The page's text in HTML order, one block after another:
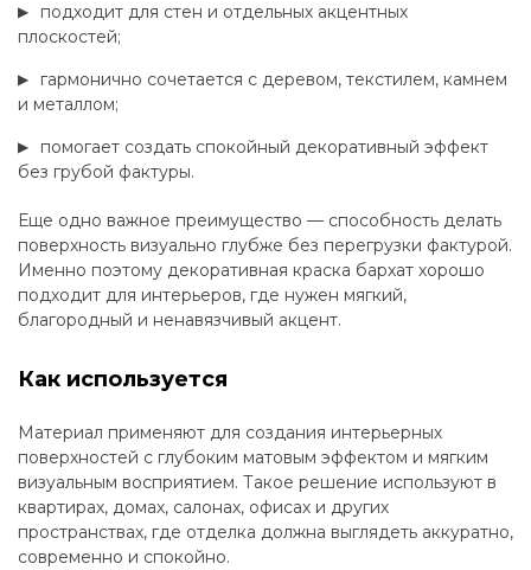
подходит для стен и отдельных акцентных
плоскостей;
гармонично сочетается с деревом, текстилем, камнем
и металлом;
помогает создать спокойный декоративный эффект
без грубой фактуры.
Еще одно важное преимущество — способность делать
поверхность визуально глубже без перегрузки фактурой.
Именно поэтому декоративная краска бархат хорошо
подходит для интерьеров, где нужен мягкий,
благородный и ненавязчивый акцент.
Как используется
Материал применяют для создания интерьерных
поверхностей с глубоким матовым эффектом и мягким
визуальным восприятием. Такое решение используют в
квартирах, домах, салонах, офисах и других
пространствах, где отделка должна выглядеть аккуратно,
современно и спокойно.